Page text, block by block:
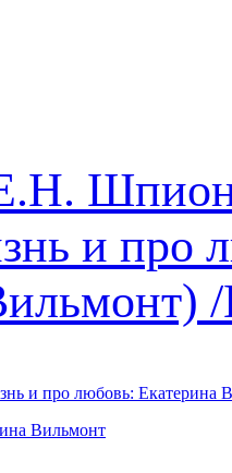
и про любовь: Екатерина
Вильмонт